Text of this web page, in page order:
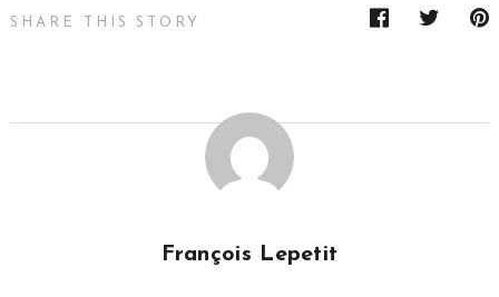
SHARE THIS STORY
François Lepetit